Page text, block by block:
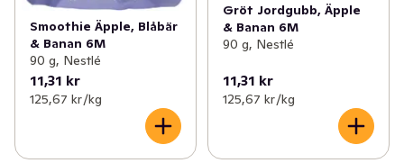
Smoothie Äpple, Blåbär
& Banan 6M
90 g, Nestlé
11,31 kr
125,67 kr /kg
Gröt Jordgubb, Äpple
& Banan 6M
90 g, Nestlé
11,31 kr
125,67 kr /kg